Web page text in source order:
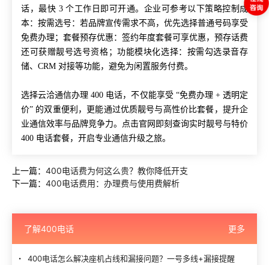
话，最快 3 个工作日即可开通。企业可参考以下策略控制成
本：按需选号：若品牌宣传需求不高，优先选择普通号码享受
免费办理；套餐预存优惠：签约年度套餐可享优惠，预存话费
还可获赠靓号选号资格；功能模块化选择：按需勾选录音存
储、CRM 对接等功能，避免为闲置服务付费。
选择云洽通信办理 400 电话，不仅能享受 “免费办理 + 透明定
价” 的双重便利，更能通过优质靓号与高性价比套餐，提升企
业通信效率与品牌竞争力。点击官网即刻查询实时靓号与特价
400 电话套餐，开启专业通信升级之旅。
上一篇： 400电话费为何这么贵？教你降低开支
下一篇： 400电话费用：办理费与使用费解析
了解400电话 更多
400电话怎么解决座机占线和漏接问题？一号多线+漏接提醒